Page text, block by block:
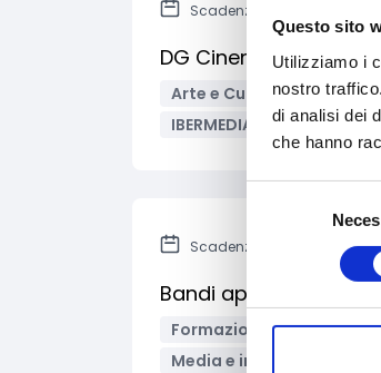
Questo sito
Utilizziamo i
nostro
di analisi dei
che hanno
consenso
Scadenza: 25 marzo 2024
DG Cinema e
Arte e Cultura
IBERMEDIA
Scadenza: 12 aprile 2024
Bandi aperti progetto
Formazione e lavoro
Media e informazione